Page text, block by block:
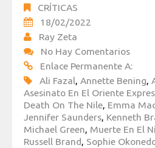
CRÍTICAS
18/02/2022
Ray Zeta
No Hay Comentarios
Enlace Permanente A:
Ali Fazal, Annette Bening,
Asesinato En El Oriente
Death On The Nile, Emma
Jennifer Saunders, Kenneth
Michael Green, Muerte En El
Russell Brand, Sophie